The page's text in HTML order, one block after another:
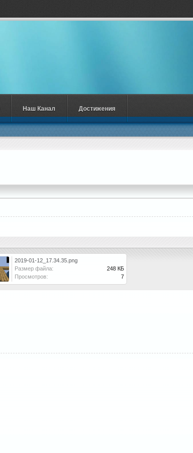
2019-01-12_17.34.35.png
Размер файла:
248 КБ
Просмотров:
7
Наш Канал Достижения